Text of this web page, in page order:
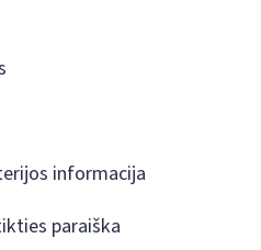
informacija
paraiška